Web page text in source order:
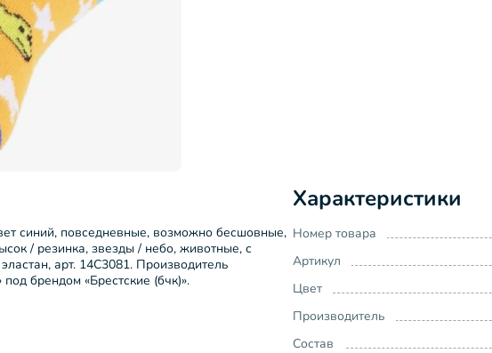
синий, повседневные, возможно бесшовные,
/ резинка, звезды / небо, животные, с
арт. 14С3081. Производитель
брендом «Брестские (бчк)».
Характеристики
Номер товара
Артикул
Цвет
Производитель
Состав